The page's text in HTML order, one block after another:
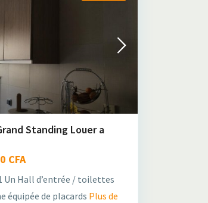
Standing Louer a
CFA
Un Hall d’entrée / toilettes
équipée de placards Plus de